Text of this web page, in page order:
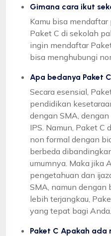
Gimana cara ikut
Kamu bisa
Paket C di sekolah
ingin mendaftar
bisa menghubungi
Apa bedanya Paket
Secara esensial,
pendidikan
dengan SMA,
IPS. Namun, Paket C
non formal dengan
berbeda
umumnya. Maka jika
pengetahuan dan
SMA, namun dengan
lebih terjangkau,
yang tepat bagi Anda.
Paket C Apakah ada